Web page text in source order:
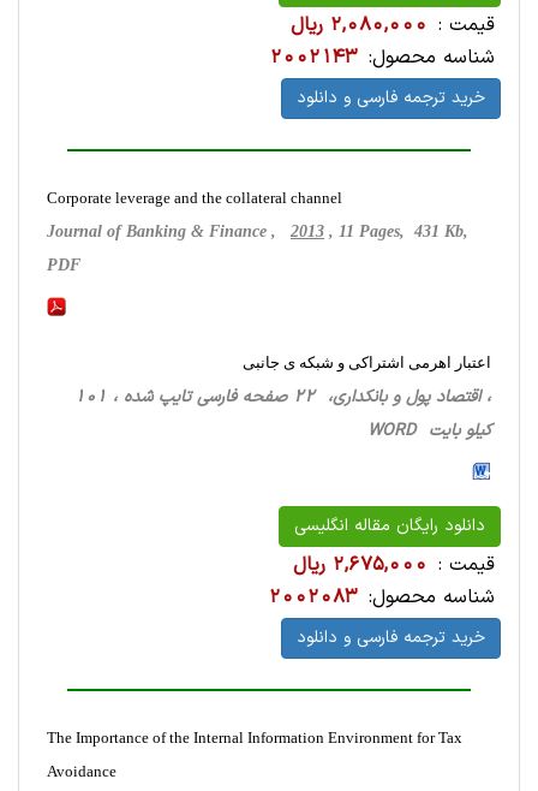
قیمت : 2,080,000 ریال
شناسه محصول: 2002143
خرید ترجمه فارسی و دانلود
Corporate leverage and the collateral channel
Journal of Banking & Finance , 2013 , 11 Pages, 431 Kb,
PDF
اعتبار اهرمی اشتراکی و شبکه ی جانبی
، اقتصاد پول و بانکداری، 22 صفحه فارسی تایپ شده ، 101
کیلو بایت WORD
دانلود رایگان مقاله انگلیسی
قیمت : 2,675,000 ریال
شناسه محصول: 2002083
خرید ترجمه فارسی و دانلود
The Importance of the Internal Information Environment for Tax
Avoidance